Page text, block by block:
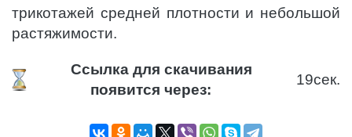
трикотажей средней плотности и небольшой
растяжимости.
Ссылка для скачивания
появится через:
19сек.